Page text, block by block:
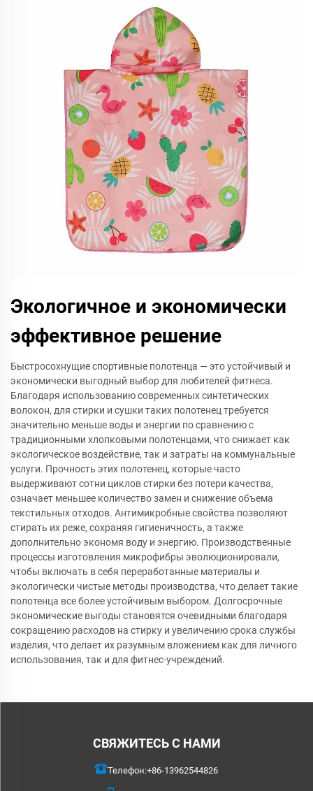
Экологичное и экономически
эффективное решение
Быстросохнущие спортивные полотенца — это устойчивый и
экономически выгодный выбор для любителей фитнеса.
Благодаря использованию современных синтетических
волокон, для стирки и сушки таких полотенец требуется
значительно меньше воды и энергии по сравнению с
традиционными хлопковыми полотенцами, что снижает как
экологическое воздействие, так и затраты на коммунальные
услуги. Прочность этих полотенец, которые часто
выдерживают сотни циклов стирки без потери качества,
означает меньшее количество замен и снижение объема
текстильных отходов. Антимикробные свойства позволяют
стирать их реже, сохраняя гигиеничность, а также
дополнительно экономя воду и энергию. Производственные
процессы изготовления микрофибры эволюционировали,
чтобы включать в себя переработанные материалы и
экологически чистые методы производства, что делает такие
полотенца все более устойчивым выбором. Долгосрочные
экономические выгоды становятся очевидными благодаря
сокращению расходов на стирку и увеличению срока службы
изделия, что делает их разумным вложением как для личного
использования, так и для фитнес-учреждений.
СВЯЖИТЕСЬ С НАМИ
Телефон:+86-13962544826